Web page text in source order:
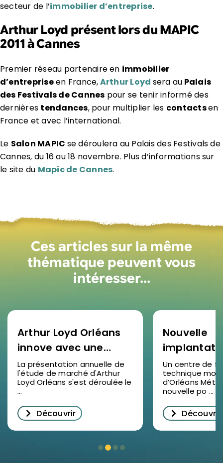
secteur de l’immobilier d’entreprise.
Arthur Loyd présent lors du MAPIC
2011 à Cannes
Premier réseau partenaire en immobilier
d’entrepriseen France,Arthur Loyd sera au Palais
des Festivals de Cannes pour se tenir informé des
dernières tendances, pour multiplier les contactsen
France et avec l’international.
Le Salon MAPIC se déroulera au Palais des Festivals de
Cannes, du 16 au 18 novembre. Plus d’informations sur
le site du Mapic de Cannes.
Ces articles sur la même
thématique peuvent vous
intéresser…
Arthur Loyd Orléans
innove avec une
étude de marché
2025 en vidéo : un
succès pour
décrypter
l’immobilier
La présentation annuelle de
l'étude de marché d'Arthur
Loyd Orléans s'est déroulée le
...
Découvrir
Nouvelle
SOCOTEC
à Ormes :
pour la
le Loiret
Un centre de
technique
d’Orléans
nouvelle po ...
Découvrir